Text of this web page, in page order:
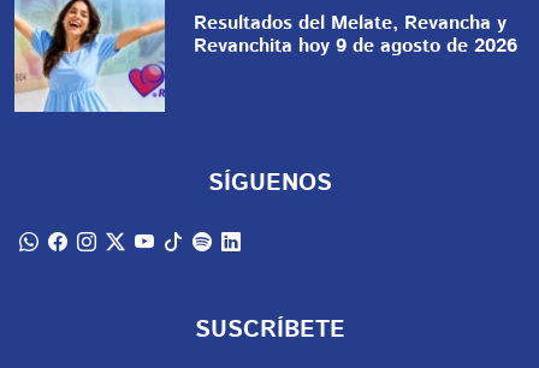
Resultados del Melate, Revancha y
Revanchita hoy 9 de agosto de 2026
SÍGUENOS
SUSCRÍBETE